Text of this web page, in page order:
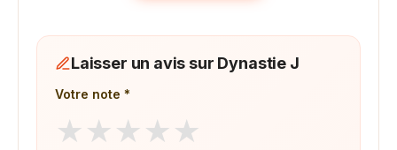
Laisser un avis sur Dynastie J
Votre note *
★ ★ ★ ★ ★